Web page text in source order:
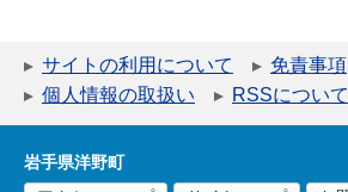
サイトの利用について
免責事項
個人情報の取扱い
RSSについて
岩手県洋野町